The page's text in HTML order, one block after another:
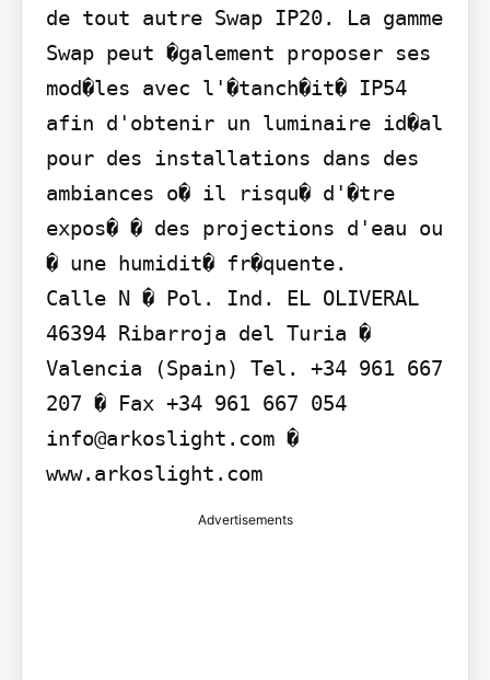
de tout autre Swap IP20. La gamme
Swap peut �galement proposer ses
mod�les avec l'�tanch�it� IP54
afin d'obtenir un luminaire id�al
pour des installations dans des
ambiances o� il risqu� d'�tre
expos� � des projections d'eau ou
� une humidit� fr�quente.
Calle N � Pol. Ind. EL OLIVERAL
46394 Ribarroja del Turia �
Valencia (Spain) Tel. +34 961 667
207 � Fax +34 961 667 054
info@arkoslight.com �
www.arkoslight.com
Advertisements